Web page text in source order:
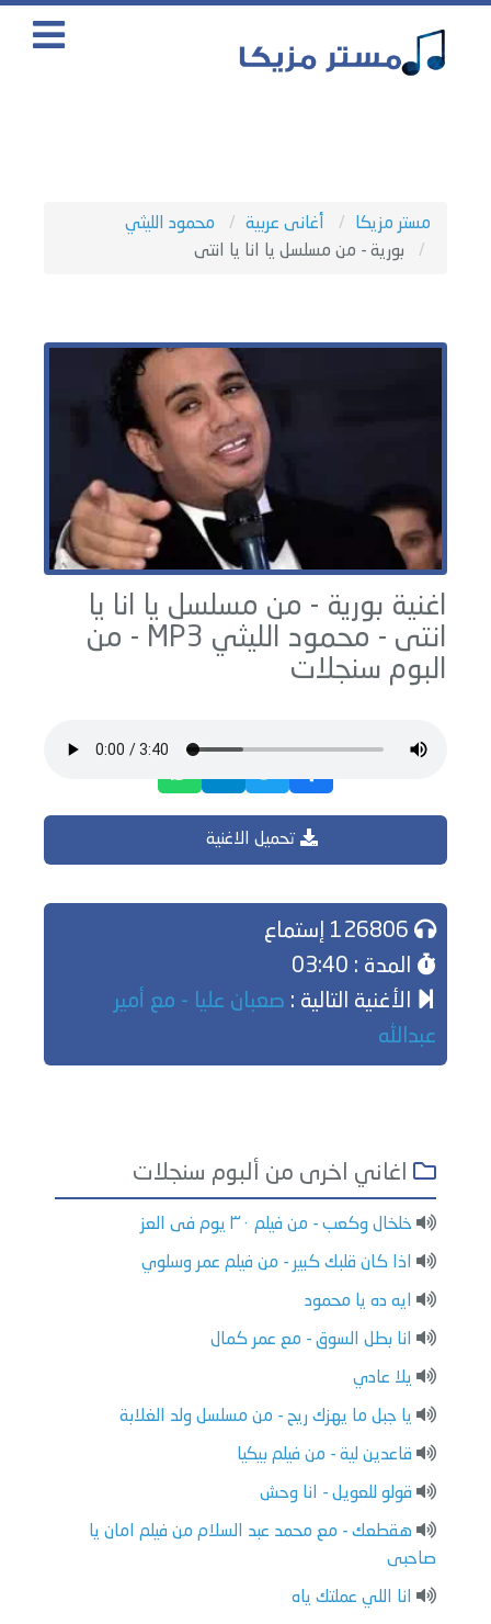
مستر مزيكا أغانى عربية
محمود الليثي
بورية - من مسلسل يا انا يا انتى
اغنية بورية - من مسلسل يا انا يا
انتى - محمود الليثي
MP3 - من
البوم سنجلات
تحميل الاغنية
المدة : 03:40
الأغنية التالية : صعبان عليا - مع أمير
عبدالله
اغاني اخرى من ألبوم سنجلات
خلخال وكعب - من فيلم ٣٠ يوم فى العز
اذا كان قلبك كبير - من فيلم عمر وسلوي
ايه ده يا محمود
انا بطل السوق - مع عمر كمال
يلا عادي
يا جبل ما يهزك ريح - من مسلسل ولد الغلابة
قاعدين لية - من فيلم بيكيا
قولو للعويل - انا وحش
هقطعك - مع محمد عبد السلام من فيلم امان يا
صاحبى
انا اللي عملتك ياه